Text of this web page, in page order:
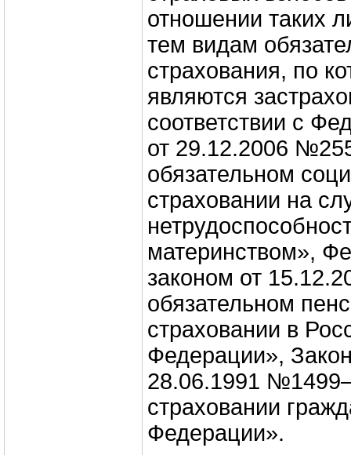
отношении таких
тем видам
страхования, по
являются
соответствии с
от 29.12.2006
обязательном
страховании на
материнством»,
законом от
обязательном
страховании в
Федерации»,
28.06.1991
страховании
Федерации».